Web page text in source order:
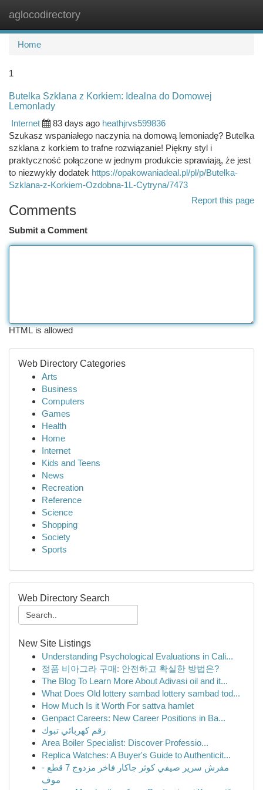
aglocodirectory
Home
1
Butelka Szklana z Korkiem: Idealna do Domowej
Lemonlady
Internet
83 days ago heathjrvs599836
Szukasz wspaniałego naczynia na domową lemoniadę? Butelka
szklana z korkiem to trafne rozwiązanie! Piękny styl i
praktyczność połączone w jednym produkcie sprawiają, że jest
to niezwykły dodatek https://opakowaniadeal.pl/pl/p/Butelka-
Szklana-z-Korkiem-Ozdobna-1L-Cytryna/7473
Report this page
Comments
Submit a Comment
HTML is allowed
Web Directory Categories
Arts
Business
Computers
Games
Health
Home
Internet
Kids and Teens
News
Recreation
Reference
Science
Shopping
Society
Sports
Web Directory Search
New Site Listings
Understanding Psychological Evaluations in Cali...
정품 비아그라 구매: 안전하고 확실한 방법은?
The Blog To Learn More About Adivasi oil and it...
What Does Old lottery sambad lottery sambad tod...
How Much Is it Worth For sattva hamlet
Genpact Careers: New Career Positions in Ba...
رقم كهربائي تبوك
Area Boiler Specialist: Discover Professio...
Replica Watches: A Buyer's Guide to Authenticit...
مفرش سرير صيفي كوثر جاكار فاخر مزدوج 7 قطع -
موف